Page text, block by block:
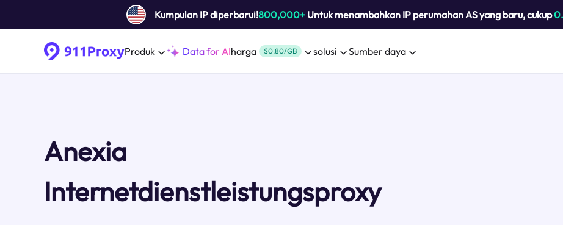
Kumpulan IP diperbarui!800,000+Untuk menambahkan IP perumahan AS yang baru, cukup
Produk Data for AIharga $0.80/GB solusi Sumber daya
Anexia
Internetdienstleistungsproxy